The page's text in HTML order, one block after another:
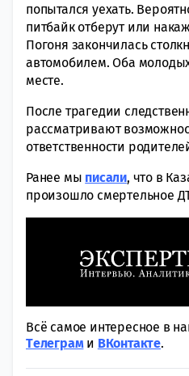
попытался уехать.
питбайк отберут или
Погоня закончилась
автомобилем. Оба
месте.
После трагедии
рассматривают
ответственности
Ранее мы писали, что в
произошло смертельное
Всё самое интересное в
Tелеграми ВКонтакте.